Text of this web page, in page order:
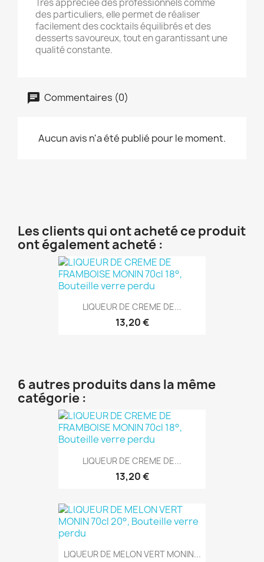
Très appréciée des professionnels comme
des particuliers, elle permet de réaliser
facilement des cocktails équilibrés et des
desserts savoureux, tout en garantissant une
qualité constante.
Commentaires (0)
Aucun avis n'a été publié pour le moment.
Les clients qui ont acheté ce produit
ont également acheté :
LIQUEUR DE CREME DE...
13,20 €
6 autres produits dans la même
catégorie :
LIQUEUR DE CREME DE...
13,20 €
LIQUEUR DE MELON VERT MONIN...